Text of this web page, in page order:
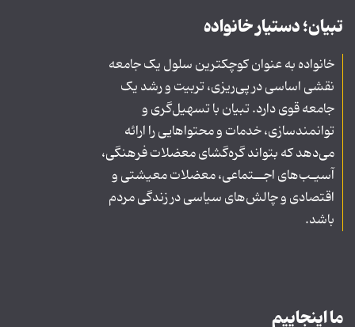
تبیان؛ دستیار خانواده
خانواده به عنوان کوچکترین سلول یک جامعه
نقشی اساسی در پی‌ریزی، تربیت و رشد یک
جامعه قوی دارد. تبیان با تسهیل‌گری و
توانمندسازی، خدمات و محتواهایی را ارائه
می‌دهد که بتواند گره‌گشای معضلات فرهنگی،
آسیـب‌های اجــتماعی، معضلات معیشتی و
اقتصادی و چالش‌های سیاسی در زندگی مردم
باشد.
ما اینجاییم